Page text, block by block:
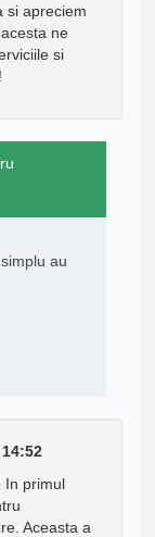
si apreciem
ne
si
au
In primul
Aceasta a